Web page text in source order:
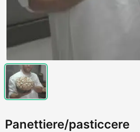
Panettiere/pasticcere